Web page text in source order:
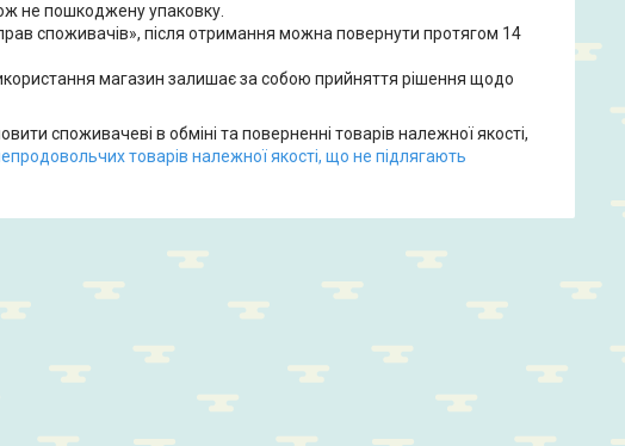
не пошкоджену упаковку.
споживачів», після отримання можна повернути протягом 14
магазин залишає за собою прийняття рішення щодо
споживачеві в обміні та поверненні товарів належної якості,
товарів належної якості, що не підлягають